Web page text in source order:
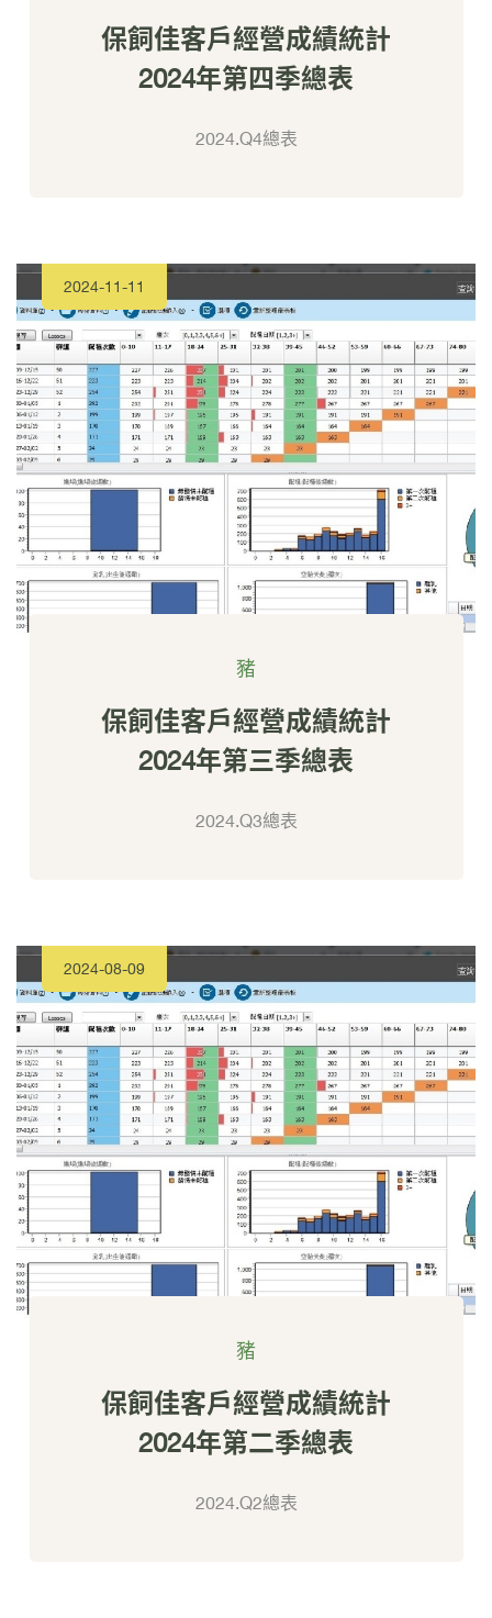
保飼佳客戶經營成績統計
2024年第四季總表
2024.Q4總表
2024-11-11
豬
保飼佳客戶經營成績統計
2024年第三季總表
2024.Q3總表
2024-08-09
豬
保飼佳客戶經營成績統計
2024年第二季總表
2024.Q2總表